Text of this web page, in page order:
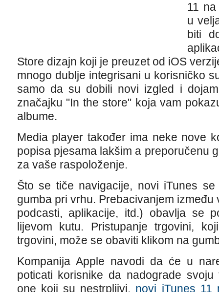
11
u
biti
Store dizajn koji je preuzet od iOS
mnogo dublje integrisani u korisničko
samo da su dobili novi izgled i
značajku "In the store" koja vam
albume.
Media player također ima neke nove
popisa pjesama lakšim a preporučenu
za vaše raspoloženje.
Što se tiče navigacije, novi iTunes
gumba pri vrhu. Prebacivanjem
podcasti, aplikacije, itd.) obavlja se
lijevom kutu. Pristupanje trgovini,
trgovini, može se obaviti klikom na
Kompanija Apple navodi da će u
poticati korisnike da nadograde
one koji su nestrpljivi, novi iTunes 11